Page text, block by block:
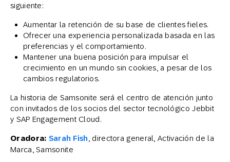
siguiente:
Aumentar la retención de su base de clientes fieles.
Ofrecer una experiencia personalizada basada en las
preferencias y el comportamiento.
Mantener una buena posición para impulsar el
crecimiento en un mundo sin cookies, a pesar de los
cambios regulatorios.
La historia de Samsonite será el centro de atención junto
con invitados de los socios del sector tecnológico Jebbit
y SAP Engagement Cloud.
Oradora: Sarah Fish , directora general, Activación de la
Marca, Samsonite